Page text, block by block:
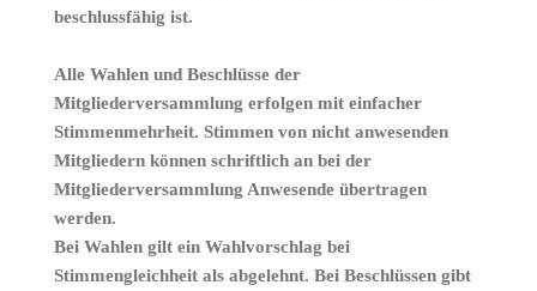
beschlussfähig ist.
Alle Wahlen und Beschlüsse der
Mitgliederversammlung erfolgen mit einfacher
Stimmenmehrheit. Stimmen von nicht anwesenden
Mitgliedern können schriftlich an bei der
Mitgliederversammlung Anwesende übertragen
werden.
Bei Wahlen gilt ein Wahlvorschlag bei
Stimmengleichheit als abgelehnt. Bei Beschlüssen gibt